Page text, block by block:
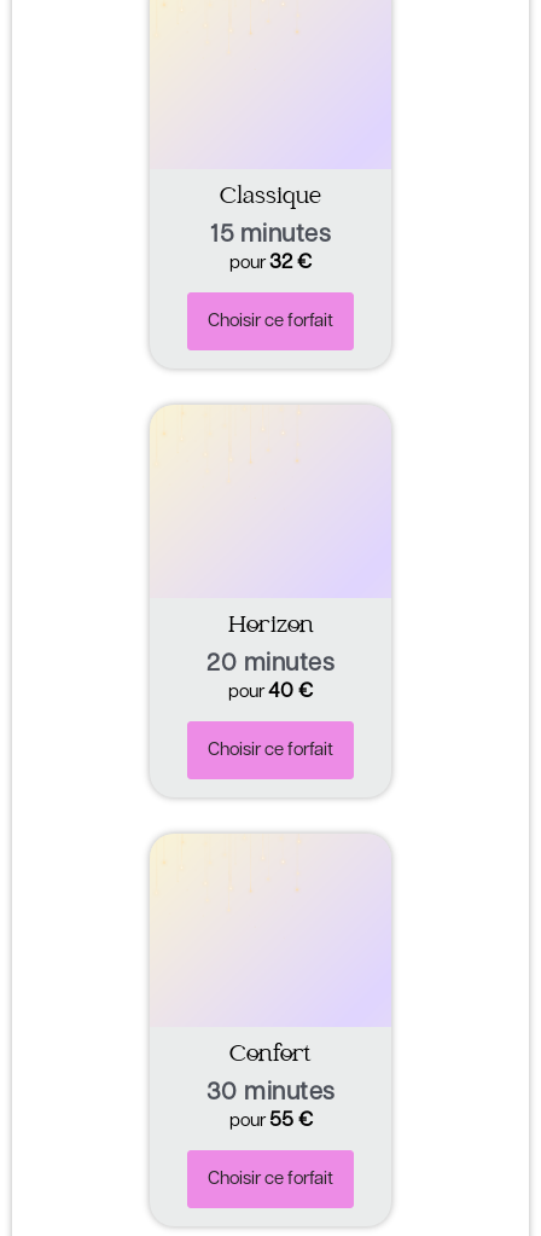
Classique
15 minutes
pour32 €
Choisir ce forfait
Horizon
20 minutes
pour40 €
Choisir ce forfait
Confort
30 minutes
pour 55 €
Choisir ce forfait